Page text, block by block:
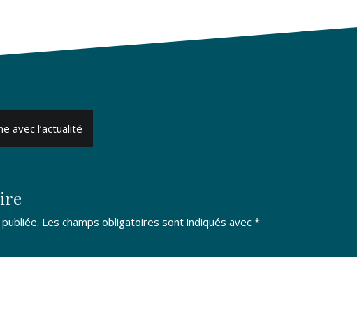
avec l’actualité
Les champs obligatoires sont indiqués avec *